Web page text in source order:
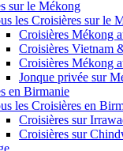
sur le Mékong
les Croisières sur le
Croisières Mékong
Croisières Vietnam
Croisières Mékong
Jonque privée sur
en Birmanie
les Croisières en
Croisières sur
Croisières sur